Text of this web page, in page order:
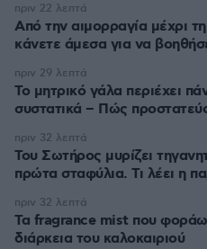
Από την αιμορραγία μέχρι
κάνετε άμεσα για να
πριν 22 λεπτά
Το μητρικό γάλα περιέχει
συστατικά – Πώς
πριν 29 λεπτά
Του Σωτήρος μυρίζει
πρώτα σταφύλια. Τι λέει η
πριν 32 λεπτά
Τα fragrance mist που
διάρκεια του καλοκαιριού
πριν 32 λεπτά